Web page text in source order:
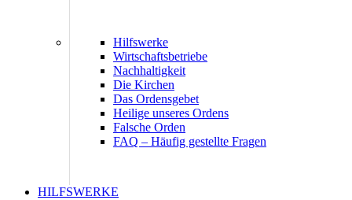
Hilfswerke
Wirtschaftsbetriebe
Nachhaltigkeit
Die Kirchen
Das Ordensgebet
Heilige unseres Ordens
Falsche Orden
FAQ – Häufig gestellte Fragen
HILFSWERKE